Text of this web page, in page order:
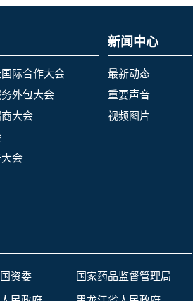
际合作大会
外包大会
大会
会
新闻中心
最新动态
重要声音
视频图片
资委
国家药品监督管理局